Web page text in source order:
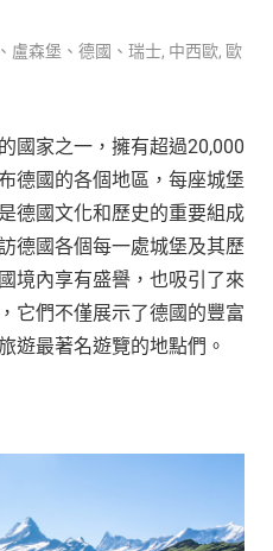
盧森堡、德國、瑞士, 中西歐,歐
國家之一，擁有超過20,000
德國的各個地區，每座城堡
德國文化和歷史的重要組成
德國各個每一處城堡及其歷
境內享有盛譽，也吸引了來
它們不僅展示了德國的豐富
遊最著名遊覽的地點們。